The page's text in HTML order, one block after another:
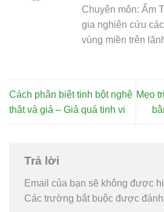
Chuyên môn: Ẩm
gia nghiên cứu
vùng miền trên
Cách phân biệt tinh bột nghệ
thật và giả – Giả quá tinh vi
Mẹo
Trả lời
Email của bạn sẽ không được
Các trường bắt buộc được